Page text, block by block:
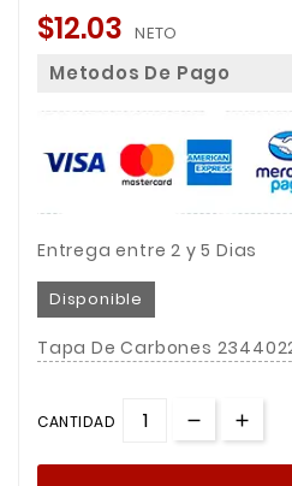
$12.03 NETO
Metodos De Pago
Entrega entre 2 y 5 Dias
Disponible
Tapa De Carbones
CANTIDAD